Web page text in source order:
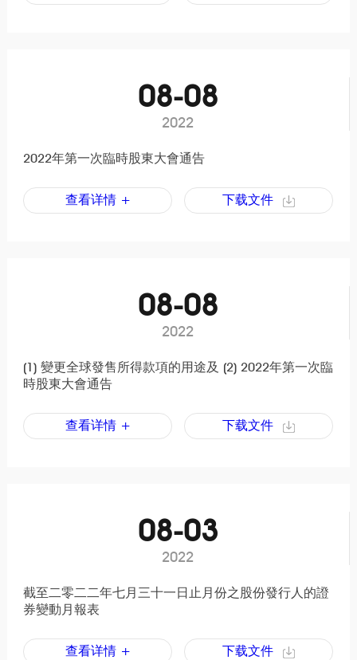
08-08
2022
2022年第一次臨時股東大會通告
查看详情 + 下载文件
08-08
2022
(1) 變更全球發售所得款項的用途及 (2) 2022年第一次臨
時股東大會通告
查看详情 + 下载文件
08-03
2022
截至二零二二年七月三十一日止月份之股份發行人的證
券變動月報表
查看详情 + 下载文件